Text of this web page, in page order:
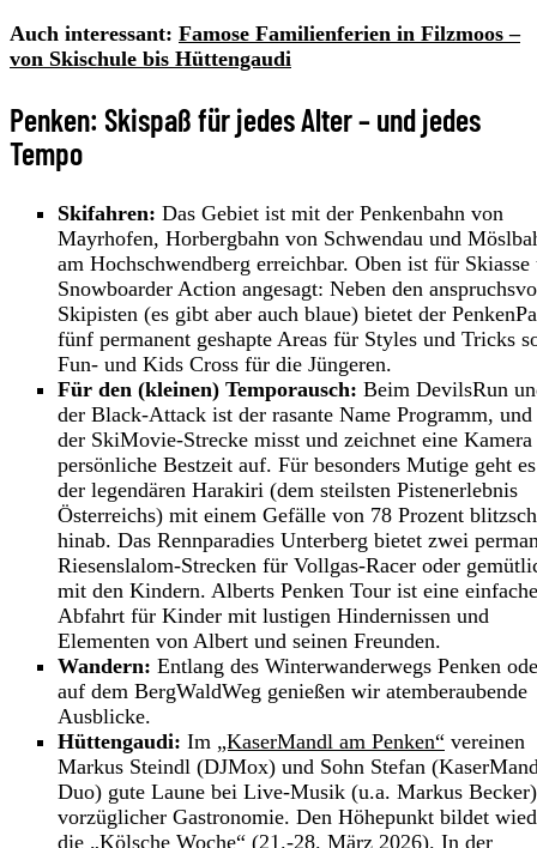
Auch interessant: Famose Familienferien in Filzmoos –
von Skischule bis Hüttengaudi
Penken: Skispaß für jedes Alter – und jedes
Tempo
Skifahren: Das Gebiet ist mit der Penkenbahn von
Mayrhofen, Horbergbahn von Schwendau und
am Hochschwendberg erreichbar. Oben ist für Skiasse
Snowboarder Action angesagt: Neben den
Skipisten (es gibt aber auch blaue) bietet der
fünf permanent geshapte Areas für Styles und Tricks
Fun- und Kids Cross für die Jüngeren.
Für den (kleinen) Temporausch: Beim DevilsRun
der Black-Attack ist der rasante Name Programm,
der SkiMovie-Strecke misst und zeichnet eine
persönliche Bestzeit auf. Für besonders Mutige geht
der legendären Harakiri (dem steilsten Pistenerlebnis
Österreichs) mit einem Gefälle von 78 Prozent
hinab. Das Rennparadies Unterberg bietet zwei
Riesenslalom-Strecken für Vollgas-Racer oder
mit den Kindern. Alberts Penken Tour ist eine einfache
Abfahrt für Kinder mit lustigen Hindernissen und
Elementen von Albert und seinen Freunden.
Wandern: Entlang des Winterwanderwegs Penken
auf dem BergWaldWeg genießen wir atemberaubende
Ausblicke.
Hüttengaudi: Im „KaserMandl am Penken“ vereinen
Markus Steindl (DJMox) und Sohn Stefan
Duo) gute Laune bei Live-Musik (u.a. Markus
vorzüglicher Gastronomie. Den Höhepunkt bildet
die „Kölsche Woche“ (21.-28. März 2026). In der